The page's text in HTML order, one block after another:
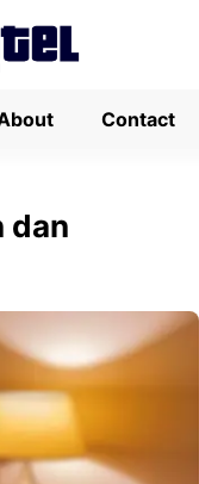
Contact
dan